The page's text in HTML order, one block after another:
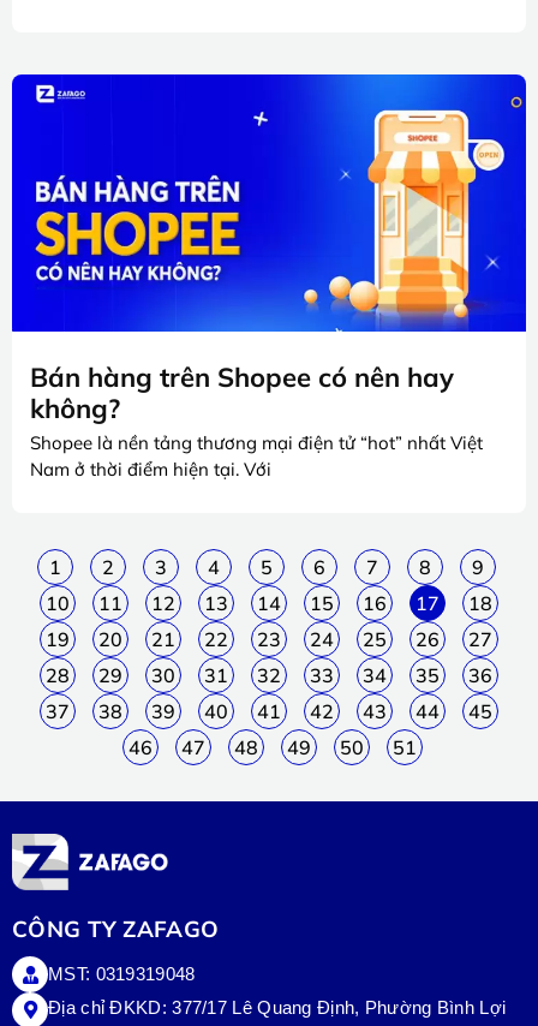
Bán hàng trên Shopee có nên hay
không?
Shopee là nền tảng thương mại điện tử “hot” nhất Việt
Nam ở thời điểm hiện tại. Với
1 2 3 4 5 6 7 8
9
10
11 12 13 14 15 16 17
18
19
20 21 22 23 24 25 26
27
28
29 30 31 32 33 34 35
36
37
38 39 40 41 42 43 44
45
46
47 48 49 50 51
CÔNG TY ZAFAGO
MST: 0319319048
Địa chỉ ĐKKD: 377/17 Lê Quang Định, Phường Bình Lợi